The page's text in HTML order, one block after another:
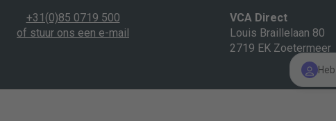
+31(0)85 0719 500
of stuur ons een e-mail
VCA Direct
Louis Braillelaan 80
2719 EK Zoetermeer